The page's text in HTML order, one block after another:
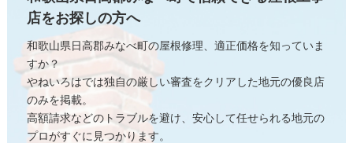
店をお探しの方へ
和歌山県日高郡みなべ町の屋根修理、適正価格を知っていま
すか？
やねいろはでは独自の厳しい審査をクリアした地元の優良店
のみを掲載。
高額請求などのトラブルを避け、安心して任せられる地元の
プロがすぐに見つかります。